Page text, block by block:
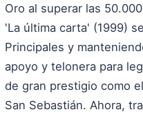
Oro al superar las
'La última carta' (1999)
Principales y
apoyo y telonera para
de gran prestigio como
San Sebastián. Ahora,